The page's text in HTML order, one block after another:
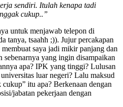
sendiri. Itulah kenapa tadi
cukup..”
untuk menjawab telepon di
tanya, tsaahh ;)). Jujur percakapan
saya jadi mikir panjang dan
sebenarnya yang ingin disampaikan
apa? IPK yang tinggi? Lulusan
luar negeri? Lalu maksud
itu apa? Berkenaan dengan
jabatan pekerjaan dengan